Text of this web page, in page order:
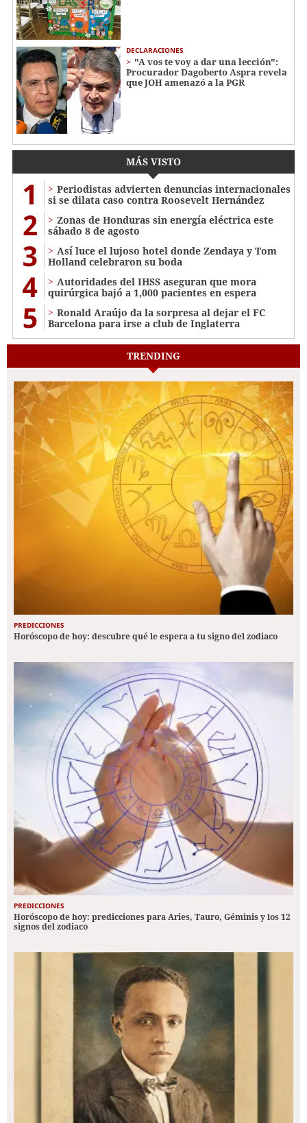
DECLARACIONES
"A vos te voy a dar una lección":
Procurador Dagoberto Aspra revela
que JOH amenazó a la PGR
MÁS VISTO
1
Periodistas advierten denuncias internacionales
si se dilata caso contra Roosevelt Hernández
2
Zonas de Honduras sin energía eléctrica este
sábado 8 de agosto
3
Así luce el lujoso hotel donde Zendaya y Tom
Holland celebraron su boda
4
Autoridades del IHSS aseguran que mora
quirúrgica bajó a 1,000 pacientes en espera
5
Ronald Araújo da la sorpresa al dejar el FC
Barcelona para irse a club de Inglaterra
TRENDING
PREDICCIONES
Horóscopo de hoy: descubre qué le espera a tu signo del zodiaco
PREDICCIONES
Horóscopo de hoy: predicciones para Aries, Tauro, Géminis y los 12
signos del zodiaco